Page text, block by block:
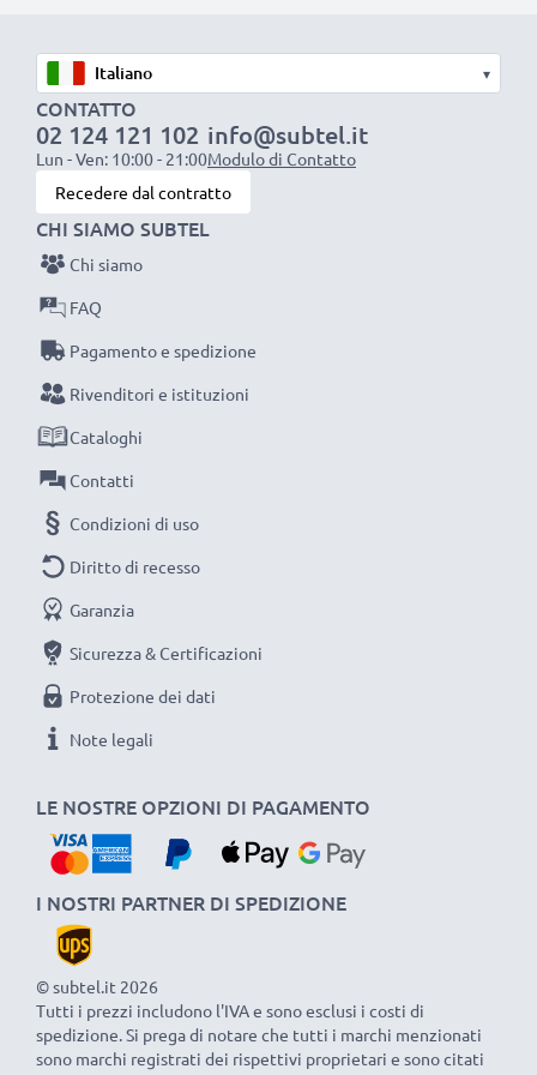
Ottima velocità di ricarica
1x batteria da 1000 mAh: circa 2 ore
1x batteria da 2000 mAh: circa 4 ore
1x batteria da 3000 mAh: circa 6 ore
NOTA BENE:per una prestaziona ottimale e il
raggiungimento di efficienza desiderata ricarica
completamente le batterie prima d‘impiegarle.
questo caricabatteria intelligente, con schermo
LCD, marcato CELLONIC. Ordina ora, spedizione
rapida e 3 anni di garanzia!
▾
CONTATTO
02 124 121 102
Lun - Ven: 10:00 - 21:00
info@subtel.it
Modulo di Contatto
Recedere dal contratto
LE NOSTRE OPZIONI DI PAGAMENTO
CHI SIAMO SUBTEL
Chi siamo
FAQ
Pagamento e spedizione
Rivenditori e istituzioni
Cataloghi
Contatti
Condizioni di uso
Diritto di recesso
Garanzia
Sicurezza & Certificazioni
Protezione dei dati
Note legali
I NOSTRI PARTNER DI SPEDIZIONE
© subtel.it 2026
Tutti i prezzi includono l'IVA e sono esclusi i costi di
spedizione. Si prega di notare che tutti i marchi menzionati
sono marchi registrati dei rispettivi proprietari e sono citati